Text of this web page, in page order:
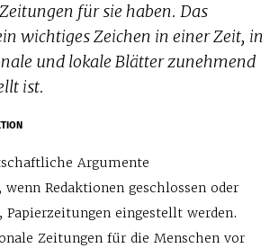
für sie haben. Das
wichtiges Zeichen in einer Zeit, in
und lokale Blätter zunehmend
ist.
Argumente
wenn Redaktionen geschlossen oder
Papierzeitungen eingestellt werden.
Zeitungen für die Menschen vor